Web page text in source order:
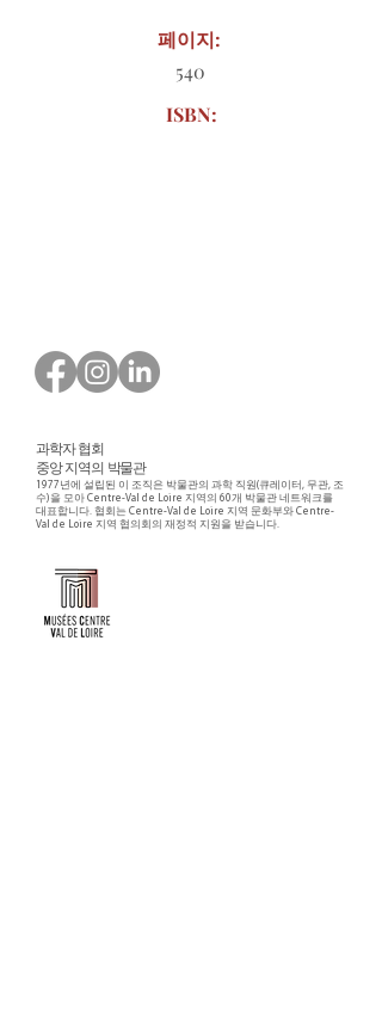
페이지:
540
ISBN:
과학자 협회
중앙 지역의 박물관
1977년에 설립된 이 조직은 박물관의 과학 직원(큐레이터, 무관, 조
수)을 모아 Centre-Val de Loire 지역의 60개 박물관 네트워크를
대표합니다. 협회는 Centre-Val de Loire 지역 문화부와 Centre-
Val de Loire 지역 협의회의 재정적 지원을 받습니다.